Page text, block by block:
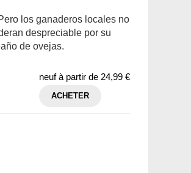
los ganaderos locales no
despreciable por su
de ovejas.
neuf à partir de 24,99 €
ACHETER